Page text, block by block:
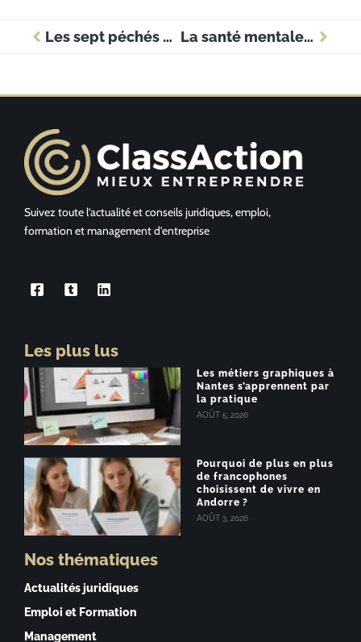
Les sept péchés capitaux des avocats : l’orgueil La santé mentale au service de la réforme des huissiers
Suivez toute l’actualité et conseils juridiques, emploi,
formation et management d’entreprise
Les plus lus
Les métiers graphiques à
Nantes s’apprennent par
la pratique
AOÛT 5, 2026
Pourquoi de plus en plus
de francophones
choisissent de vivre en
Andorre ?
AOÛT 3, 2026
Nos thématiques
Actualités juridiques
Emploi et Formation
Management